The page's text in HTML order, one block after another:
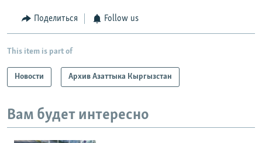
Поделиться Follow us
This item is part of
Новости Архив Азаттыка Кыргызстан
Вам будет интересно